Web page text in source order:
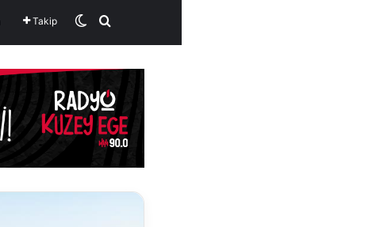
Takip Dış görünümü değiştir